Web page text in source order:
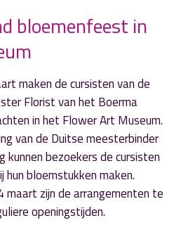
deel aan NK
om
bloemenfeest in
maken de cursisten van de
Florist van het Boerma
in het Flower Art Museum.
van de Duitse meesterbinder
kunnen bezoekers de cursisten
bloemstukken maken.
zijn de arrangementen te
openingstijden.